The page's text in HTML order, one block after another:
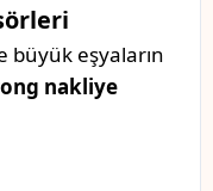
büyük eşyaların
nakliye